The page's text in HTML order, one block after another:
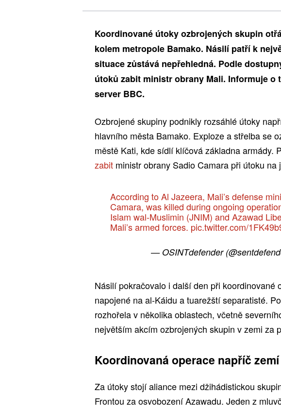
Koordinované útoky ozbrojených skupin
kolem metropole Bamako. Násilí patří k
situace zůstává nepřehledná. Podle
útoků zabit ministr obrany Mali. Informuje o
server BBC.
Ozbrojené skupiny podnikly rozsáhlé útoky
hlavního města Bamako. Exploze a střelba se
městě Kati, kde sídlí klíčová základna armády.
zabit ministr obrany Sadio Camara při útoku na
According to Al Jazeera, Mali’s defense
Camara, was killed during ongoing
Islam wal-Muslimin (JNIM) and Azawad
Mali’s armed forces.pic.twitter.com/
— OSINTdefender
Násilí pokračovalo i další den při koordinované
napojené na al-Káidu a tuarežští separatisté.
rozhořela v několika oblastech, včetně
největším akcím ozbrojených skupin v zemi za
Koordinovaná operace napříč zemí
Za útoky stojí aliance mezi džihádistickou
Frontou za osvobození Azawadu. Jeden z